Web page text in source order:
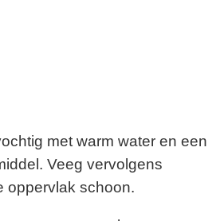
met warm water en een
Veeg vervolgens
oppervlak schoon.